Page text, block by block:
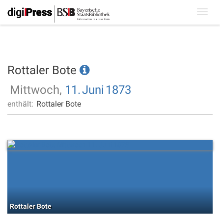
Rottaler Bote
Mittwoch, 11.Juni 1873
enthält: Rottaler Bote
Rottaler Bote